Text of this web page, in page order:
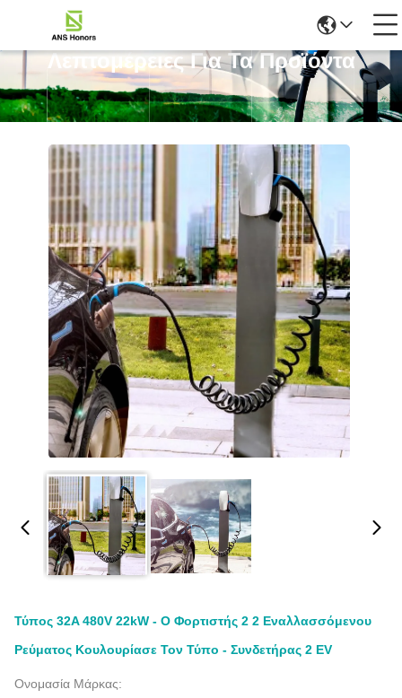
Λεπτομέρειες Για Τα Προϊόντα
Τύπος 32A 480V 22kW - Ο Φορτιστής 2 2 Εναλλασσόμενου
Ρεύματος Κουλουρίασε Τον Τύπο - Συνδετήρας 2 EV
Ονομασία Μάρκας: